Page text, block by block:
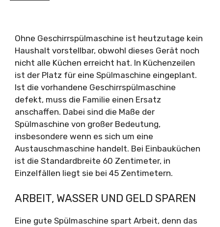
Ohne Geschirrspülmaschine ist heutzutage kein
Haushalt vorstellbar, obwohl dieses Gerät noch
nicht alle Küchen erreicht hat. In Küchenzeilen
ist der Platz für eine Spülmaschine eingeplant.
Ist die vorhandene Geschirrspülmaschine
defekt, muss die Familie einen Ersatz
anschaffen. Dabei sind die Maße der
Spülmaschine von großer Bedeutung,
insbesondere wenn es sich um eine
Austauschmaschine handelt. Bei Einbauküchen
ist die Standardbreite 60 Zentimeter, in
Einzelfällen liegt sie bei 45 Zentimetern.
ARBEIT, WASSER UND GELD SPAREN
Eine gute Spülmaschine spart Arbeit, denn das